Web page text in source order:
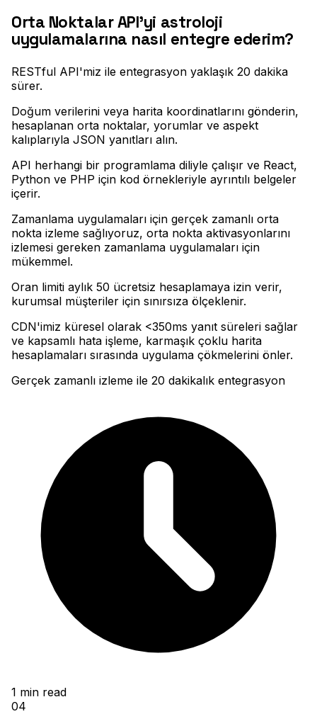
Orta Noktalar API'yi astroloji
uygulamalarına nasıl entegre ederim?
RESTful API'miz ile entegrasyon yaklaşık 20 dakika
sürer.
Doğum verilerini veya harita koordinatlarını gönderin,
hesaplanan orta noktalar, yorumlar ve aspekt
kalıplarıyla JSON yanıtları alın.
API herhangi bir programlama diliyle çalışır ve React,
Python ve PHP için kod örnekleriyle ayrıntılı belgeler
içerir.
Zamanlama uygulamaları için gerçek zamanlı orta
nokta izleme sağlıyoruz, orta nokta aktivasyonlarını
izlemesi gereken zamanlama uygulamaları için
mükemmel.
Oran limiti aylık 50 ücretsiz hesaplamaya izin verir,
kurumsal müşteriler için sınırsıza ölçeklenir.
CDN'imiz küresel olarak <350ms yanıt süreleri sağlar
ve kapsamlı hata işleme, karmaşık çoklu harita
hesaplamaları sırasında uygulama çökmelerini önler.
Gerçek zamanlı izleme ile 20 dakikalık entegrasyon
1 min read
04